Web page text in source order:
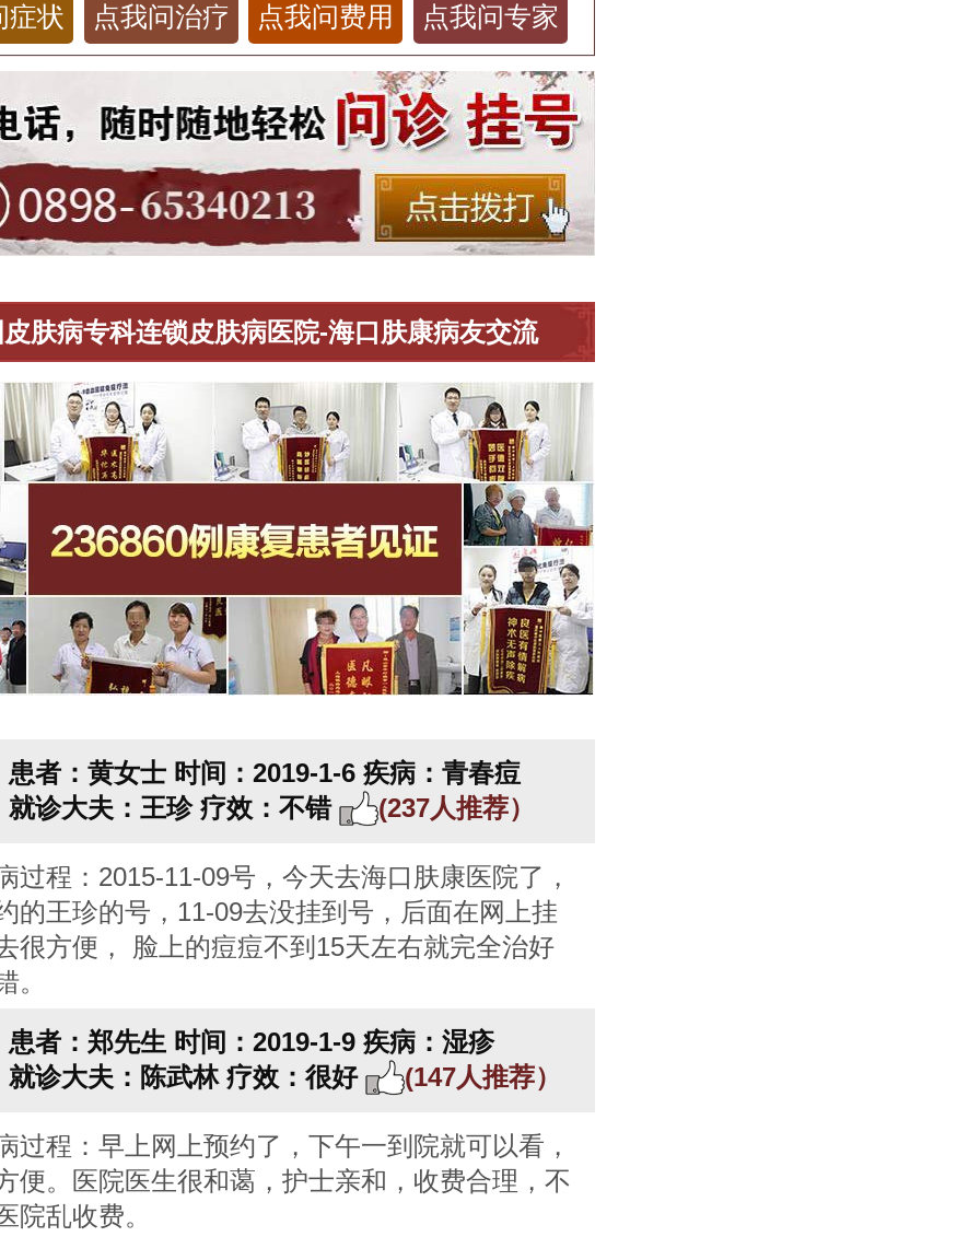
症状 点我问治疗 点我问费用 点我问专家
肤病专科连锁皮肤病医院-海口肤康病友交流
患者：黄女士 时间：2019-1-6 疾病：青春痘
就诊大夫：王珍 疗效：不错 (237人推荐）
过程：2015-11-09号，今天去海口肤康医院了，
的王珍的号，11-09去没挂到号，后面在网上挂
很方便， 脸上的痘痘不到15天左右就完全治好
。
患者：郑先生 时间：2019-1-9 疾病：湿疹
就诊大夫：陈武林 疗效：很好 (147人推荐）
过程：早上网上预约了，下午一到院就可以看，
便。医院医生很和蔼，护士亲和，收费合理，不
院乱收费。